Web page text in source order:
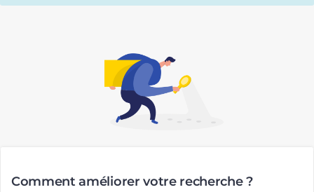
Comment améliorer votre recherche ?